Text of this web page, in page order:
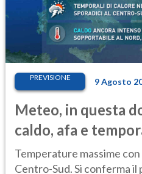
PREVISIONE 9 Agosto
Meteo, in questa
caldo, afa e
Temperature massime
Centro-Sud. Si conferma